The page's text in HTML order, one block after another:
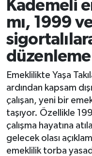
Kademeli
mı, 1999
düzenleme
Emeklilikte Yaşa
ardından kapsam
çalışan, yeni bir
taşıyor. Özellikle
çalışma hayatına
gelecek olası
emeklilik torba
Muğla Haber
Siyaset
Süper Lig Puan
Tüm Manşetler
Son Dakika
Haber Arşivi